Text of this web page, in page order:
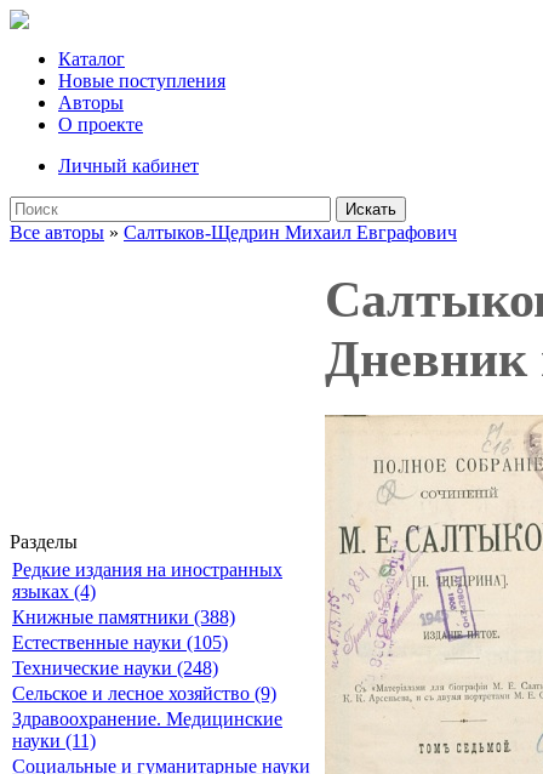
Каталог
Новые поступления
Авторы
О проекте
Личный кабинет
Искать
Все авторы » Салтыков-Щедрин Михаил Евграфович
Разделы
Редкие издания на иностранных
языках (4)
Книжные памятники (388)
Естественные науки (105)
Технические науки (248)
Сельское и лесное хозяйство (9)
Здравоохранение. Медицинские
науки (11)
Социальные и гуманитарные науки
Дневник